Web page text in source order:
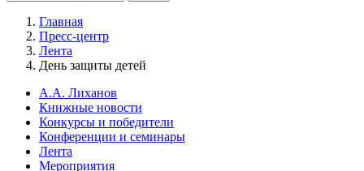
Главная
Пресс-центр
Лента
День защиты детей
А.А. Лиханов
Книжные новости
Конкурсы и победители
Конференции и семинары
Лента
Мероприятия